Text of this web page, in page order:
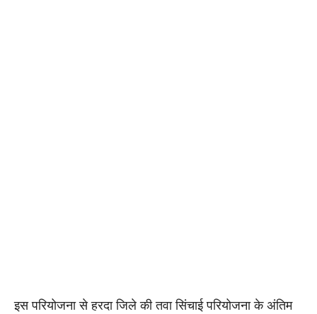
इस परियोजना से हरदा जिले की तवा सिंचाई परियोजना के अंतिम